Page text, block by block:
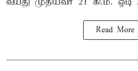
Read More